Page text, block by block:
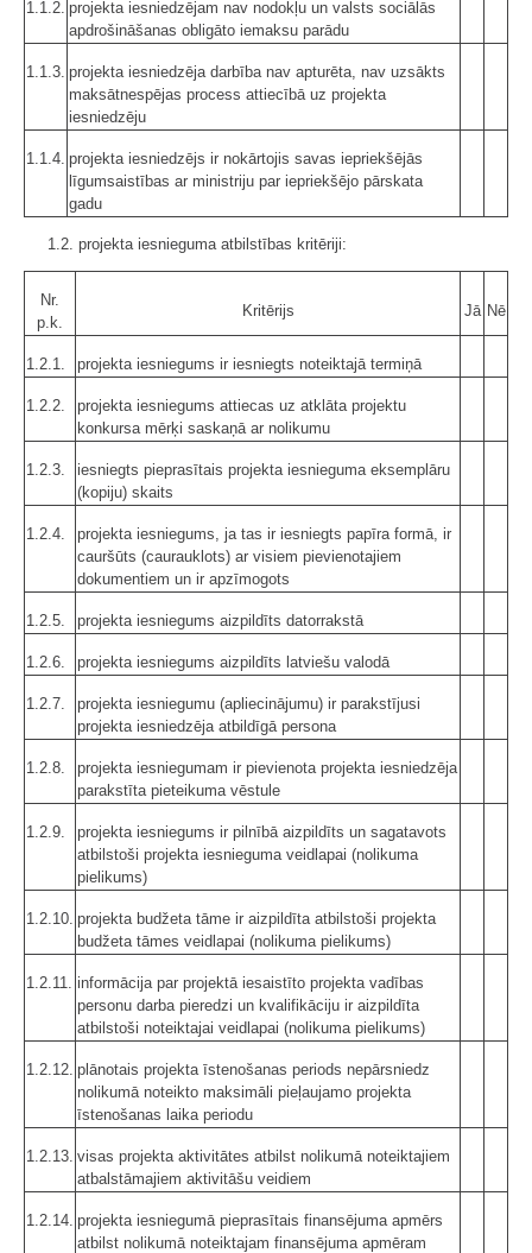
1.1.2. projekta iesniedzējam nav nodokļu un valsts sociālās
apdrošināšanas obligāto iemaksu parādu
1.1.3. projekta iesniedzēja darbība nav apturēta, nav uzsākts
maksātnespējas process attiecībā uz projekta
iesniedzēju
1.1.4. projekta iesniedzējs ir nokārtojis savas iepriekšējās
līgumsaistības ar ministriju par iepriekšējo pārskata
gadu
1.2. projekta iesnieguma atbilstības kritēriji:
Nr.
p.k.
Kritērijs Jā Nē
1.2.1. projekta iesniegums ir iesniegts noteiktajā termiņā
1.2.2.
projekta iesniegums attiecas uz atklāta projektu
konkursa mērķi saskaņā ar nolikumu
1.2.3.
iesniegts pieprasītais projekta iesnieguma eksemplāru
(kopiju) skaits
1.2.4.
projekta iesniegums, ja tas ir iesniegts papīra formā, ir
cauršūts (caurauklots) ar visiem pievienotajiem
dokumentiem un ir apzīmogots
1.2.5. projekta iesniegums aizpildīts datorrakstā
1.2.6. projekta iesniegums aizpildīts latviešu valodā
1.2.7.
projekta iesniegumu (apliecinājumu) ir parakstījusi
projekta iesniedzēja atbildīgā persona
1.2.8.
projekta iesniegumam ir pievienota projekta iesniedzēja
parakstīta pieteikuma vēstule
1.2.9.
projekta iesniegums ir pilnībā aizpildīts un sagatavots
atbilstoši projekta iesnieguma veidlapai (nolikuma
pielikums)
1.2.10. projekta budžeta tāme ir aizpildīta atbilstoši projekta
budžeta tāmes veidlapai (nolikuma pielikums)
1.2.11.
informācija par projektā iesaistīto projekta vadības
personu darba pieredzi un kvalifikāciju ir aizpildīta
atbilstoši noteiktajai veidlapai (nolikuma pielikums)
1.2.12. plānotais projekta īstenošanas periods nepārsniedz
nolikumā noteikto maksimāli pieļaujamo projekta
īstenošanas laika periodu
1.2.13. visas projekta aktivitātes atbilst nolikumā noteiktajiem
atbalstāmajiem aktivitāšu veidiem
1.2.14. projekta iesniegumā pieprasītais finansējuma apmērs
atbilst nolikumā noteiktajam finansējuma apmēram